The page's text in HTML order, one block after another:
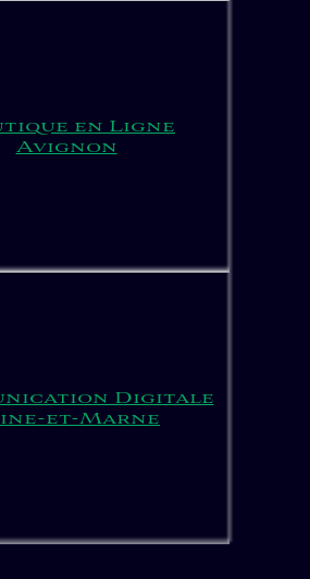
en Ligne
Avignon
Digitale
et-Marne